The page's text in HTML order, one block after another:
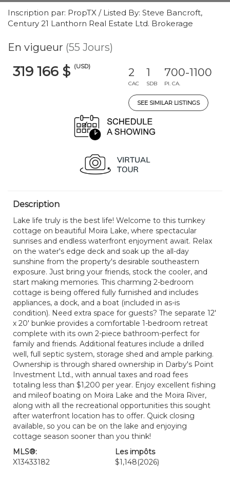
Inscription par: PropTX / Listed By: Steve Bancroft,
Century 21 Lanthorn Real Estate Ltd. Brokerage
En vigueur (55 Jours)
319 166 $ (USD) 2
CAC
1
SDB
700-1100
PI. CA.
SEE SIMILAR LISTINGS
Description
Lake life truly is the best life! Welcome to this turnkey
cottage on beautiful Moira Lake, where spectacular
sunrises and endless waterfront enjoyment await. Relax
on the water's edge deck and soak up the all-day
sunshine from the property's desirable southeastern
exposure. Just bring your friends, stock the cooler, and
start making memories. This charming 2-bedroom
cottage is being offered fully furnished and includes
appliances, a dock, and a boat (included in as-is
condition). Need extra space for guests? The separate 12'
x 20' bunkie provides a comfortable 1-bedroom retreat
complete with its own 2-piece bathroom-perfect for
family and friends. Additional features include a drilled
well, full septic system, storage shed and ample parking.
Ownership is through shared ownership in Darby's Point
Investment Ltd., with annual taxes and road fees
totaling less than $1,200 per year. Enjoy excellent fishing
and mileof boating on Moira Lake and the Moira River,
along with all the recreational opportunities this sought
after waterfront location has to offer. Quick closing
available, so you can be on the lake and enjoying
cottage season sooner than you think!
MLS®:
X13433182
Les impôts
$1,148(2026)